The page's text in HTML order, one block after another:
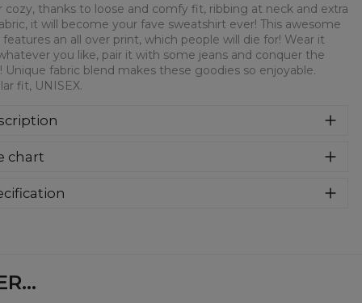
cozy, thanks to loose and comfy fit, ribbing at neck and extra
it will become your fave sweatshirt ever! This awesome
features an all over print, which people will die for! Wear it
you like, pair it with some jeans and conquer the
Unique fabric blend makes these goodies so enjoyable.
fit, UNISEX.
z wysokiej jakości nadrukiem z przodu i z tyłu.
Trwałe, wzmocnione szwy są kolorowe, aby zachować
chart